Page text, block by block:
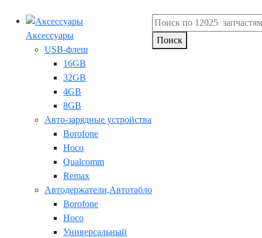
Аксессуары
USB-флеш
16GB
32GB
4GB
8GB
Авто-зарядные устройства
Borofone
Hoco
Qualcomm
Remax
Автодержатели,Автотабло
Borofone
Hoco
Универсальный
Поиск